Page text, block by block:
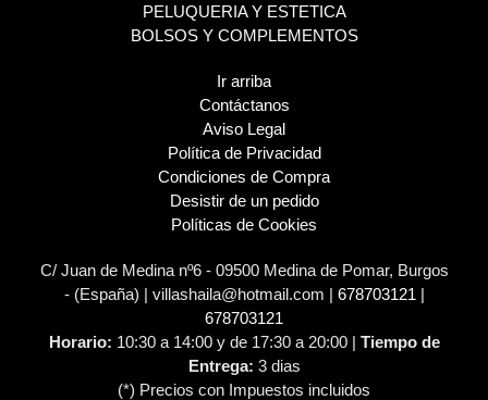
PELUQUERIA Y ESTETICA
BOLSOS Y COMPLEMENTOS
Ir arriba
Contáctanos
Aviso Legal
Política de Privacidad
Condiciones de Compra
Desistir de un pedido
Políticas de Cookies
C/ Juan de Medina nº6 - 09500 Medina de Pomar, Burgos
- (España) | villashaila@hotmail.com | 678703121 |
678703121
Horario: 10:30 a 14:00 y de 17:30 a 20:00 | Tiempo de
Entrega: 3 dias
(*) Precios con Impuestos incluidos